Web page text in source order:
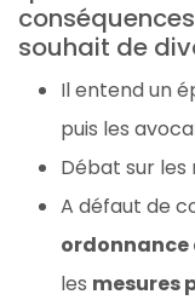
souhait de
Il entend un
puis les
Débat sur les
A défaut de
les mesures